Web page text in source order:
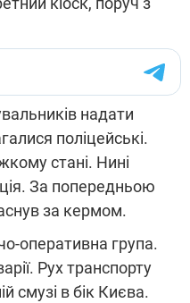
надати
поліцейські.
стані. Нині
За попередньою
за кермом.
оперативна група.
Рух транспорту
смузі в бік Києва.